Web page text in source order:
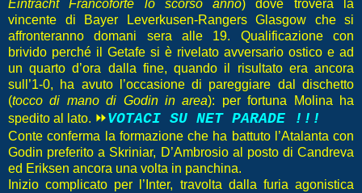
Eintracht Francoforte lo scorso anno) dove troverà la
vincente di Bayer Leverkusen-Rangers Glasgow che si
affronteranno domani sera alle 19. Qualificazione con
brivido perché il Getafe si è rivelato avversario ostico e ad
un quarto d’ora dalla fine, quando il risultato era ancora
sull’1-0, ha avuto l’occasione di pareggiare dal dischetto
(tocco di mano di Godin in area): per fortuna Molina ha
spedito al lato. ⏩VOTACI SU NET PARADE !!!
Conte conferma la formazione che ha battuto l’Atalanta con
Godin preferito a Skriniar, D’Ambrosio al posto di Candreva
ed Eriksen ancora una volta in panchina.
Inizio complicato per l’Inter, travolta dalla furia agonistica